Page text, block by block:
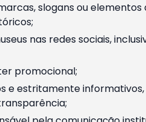
slogans ou
nas redes sociais,
promocional;
e estritamente